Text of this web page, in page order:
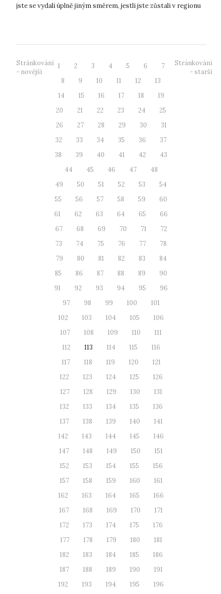
jste se vydali úplně jiným směrem, jestli jste zůstali v regionu
Stránkování
- novější
1 2 3 4 5 6
7
8
9 10 11 12
13
14
15 16 17 18
19
20
21 22 23 24
25
26
27 28 29 30
31
32
33 34 35 36
37
38
39 40 41 42
43
44
45 46 47
48
49
50 51 52 53
54
55
56 57 58 59
60
61
62 63 64 65
66
67
68 69 70 71
72
73
74 75 76 77
78
79
80 81 82 83
84
85
86 87 88 89
90
91
92 93 94 95
96
97
98 99 100
101
102
103 104 105
106
107
108 109 110
111
112
113 114 115
116
117
118 119 120
121
122
123 124 125
126
127
128 129 130
131
132
133 134 135
136
137
138 139 140
141
142
143 144 145
146
147
148 149 150
151
152
153 154 155
156
157
158 159 160
161
162
163 164 165
166
167
168 169 170
171
172
173 174 175
176
177
178 179 180
181
182
183 184 185
186
187
188 189 190
191
192
193 194 195
196
Stránkování
- starší